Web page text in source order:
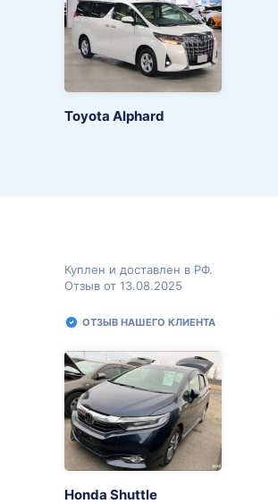
Toyota Alphard
Куплен и доставлен в РФ.
Отзыв от 13.08.2025
ОТЗЫВ НАШЕГО КЛИЕНТА
Honda Shuttle